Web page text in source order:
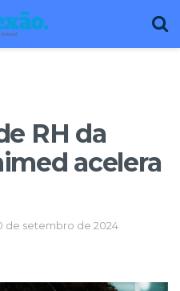
RH da
acelera
de setembro de 2024